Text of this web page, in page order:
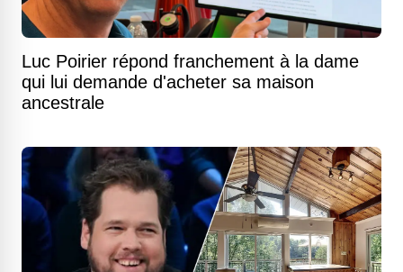
Luc Poirier répond franchement à la dame
qui lui demande d'acheter sa maison
ancestrale